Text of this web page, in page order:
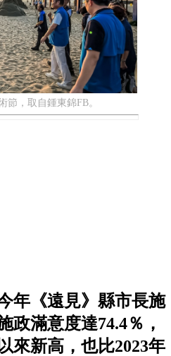
節，取自鍾東錦FB。
年《遠見》縣市長施
政滿意度達74.4％，
來新高，也比2023年